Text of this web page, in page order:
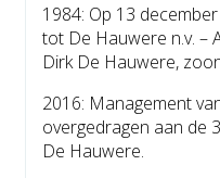
1984: Op 13
tot De Hauwere n.v. –
Dirk De Hauwere,
2016: Management
overgedragen aan de
De Hauwere.